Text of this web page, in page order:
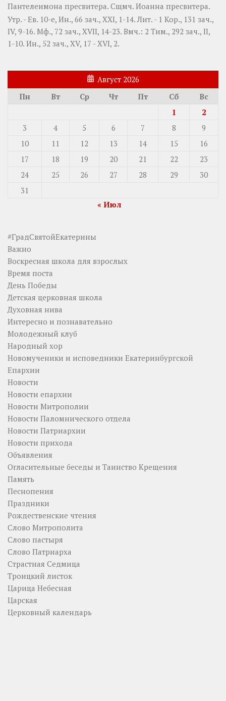
Пантелеимона пресвитера. Сщмч. Иоанна пресвитера.
Утр. - Ев. 10-е, Ин., 66 зач., XXI, 1-14.Лит. - 1 Кор., 131 зач.,
IV, 9-16. Мф., 72 зач., XVII, 14-23. Вмч.: 2 Тим., 292 зач., II,
1-10. Ин., 52 зач., XV, 17 - XVI, 2.
Август 2026
Пн
Вт Ср Чт Пт Сб
Вс
1
2
3
4 5 6 7 8
9
10
11 12 13 14 15
16
17
18 19 20 21 22
23
24
25 26 27 28 29
30
31
« Июл
#ГрадСвятойЕкатерины
Важно
Воскресная школа для взрослых
Время поста
День Победы
Детская церковная школа
Духовная нива
Интересно и познавательно
Молодежный клуб
Народный хор
Новомученики и исповедники Екатеринбургской
Епархии
Новости
Новости епархии
Новости Митрополии
Новости Паломнического отдела
Новости Патриархии
Новости прихода
Объявления
Огласительные беседы и Таинство Крещения
Память
Песнопения
Праздники
Рождественские чтения
Слово Митрополита
Слово пастыря
Слово Патриарха
Страстная Седмица
Троицкий листок
Царица Небесная
Царская
Церковный календарь